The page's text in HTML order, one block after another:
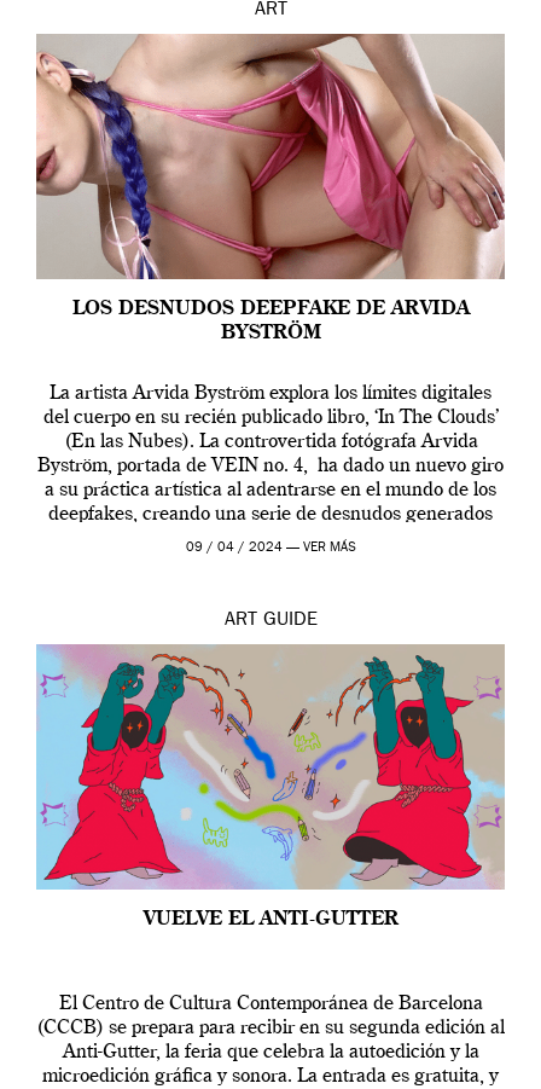
ART
LOS DESNUDOS DEEPFAKE DE ARVIDA
BYSTRÖM
La artista Arvida Byström explora los límites digitales
del cuerpo en su recién publicado libro, ‘In The Clouds’
(En las Nubes). La controvertida fotógrafa Arvida
Byström, portada de VEIN no. 4, ha dado un nuevo giro
a su práctica artística al adentrarse en el mundo de los
deepfakes, creando una serie de desnudos generados
por […]
09 / 04 / 2024 — VER MÁS
ART GUIDE
VUELVE EL ANTI-GUTTER
El Centro de Cultura Contemporánea de Barcelona
(CCCB) se prepara para recibir en su segunda edición al
Anti-Gutter, la feria que celebra la autoedición y la
microedición gráfica y sonora. La entrada es gratuita, y